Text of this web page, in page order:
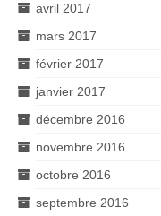
avril 2017
mars 2017
février 2017
janvier 2017
décembre 2016
novembre 2016
octobre 2016
septembre 2016